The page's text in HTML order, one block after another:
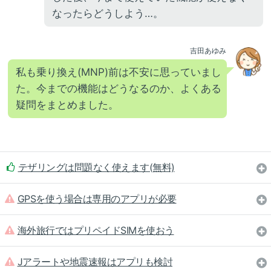
なったらどうしよう…。
吉田あゆみ
私も乗り換え(MNP)前は不安に思っていまし
た。今までの機能はどうなるのか、よくある
疑問をまとめました。
テザリングは問題なく使えます(無料)
GPSを使う場合は専用のアプリが必要
海外旅行ではプリペイドSIMを使おう
Jアラートや地震速報はアプリも検討